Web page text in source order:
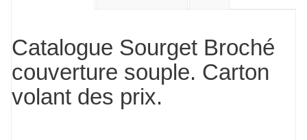
Catalogue Sourget Broché
couverture souple. Carton
volant des prix.